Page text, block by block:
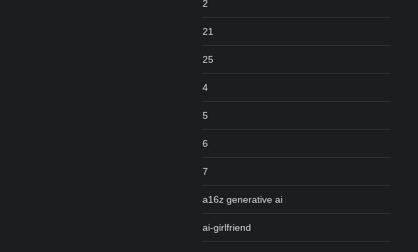
2
21
25
4
5
6
7
a16z generative ai
ai-girlfriend